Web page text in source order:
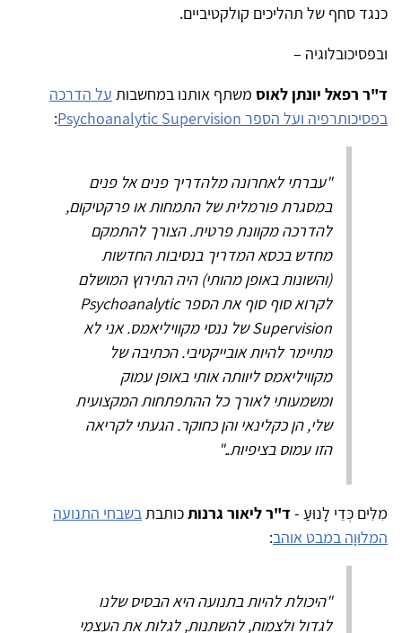
כנגד סחף של תהליכים קולקטיביים.
ובפסיכובלוגיה –
ד"ר רפאל יונתן לאוס משתף אותנו במחשבות על הדרכה
בפסיכותרפיה ועל הספר Psychoanalytic Supervision
:
"עברתי לאחרונה מלהדריך פנים אל פנים
במסגרת פורמלית של התמחות או פרקטיקום,
להדרכה מקוונת פרטית. הצורך להתמקם
מחדש בכסא המדריך בנסיבות החדשות
(והשונות באופן מהותי) היה התירוץ המושלם
לקרוא סוף סוף את הספר Psychoanalytic
Supervision של ננסי מקוויליאמס. אני לא
מתיימר להיות אובייקטיבי. הכתיבה של
מקוויליאמס ליוותה אותי באופן עמוק
ומשמעותי לאורך כל ההתפתחות המקצועית
שלי, הן כקלינאי והן כחוקר. הגעתי לקריאה
הזו עמוס בציפיות.."
מִלִּים כְּדֵי לָנוּעַ - ד"ר ליאור גרנותכותבתבשבחי התנועה
המלוּוָה במבט אוהב:
"היכולת להיות בתנועה היא הבסיס שלנו
לגדול ולצמוח, להשתנות, לגלות את העצמי